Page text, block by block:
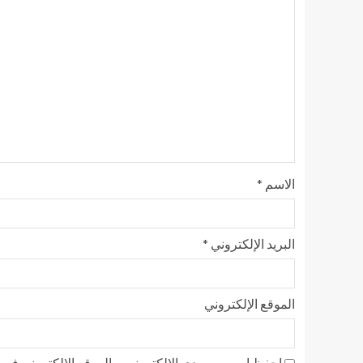
الاسم *
البريد الإلكتروني *
الموقع الإلكتروني